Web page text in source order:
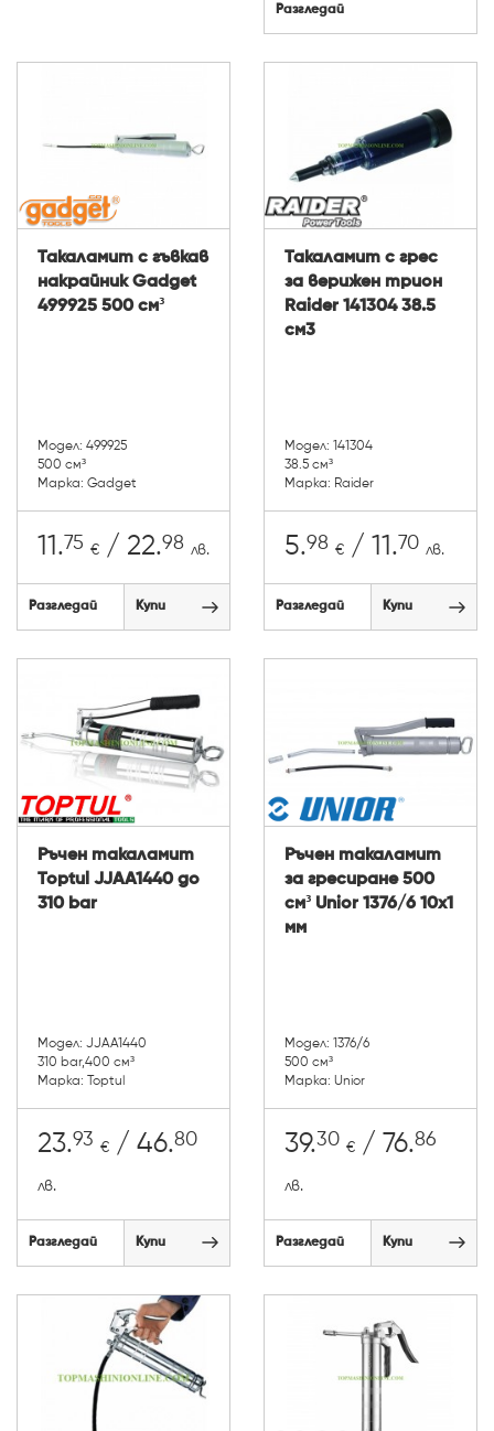
Разгледай
Такаламит с гъвкав
накрайник Gadget
499925 500 см³
Модел: 499925
500 см³
Марка: Gadget
11.75 € / 22.98 лв.
Разгледай Купи
Такаламит с грес
за верижен трион
Raider 141304 38.5
см3
Модел: 141304
38.5 см³
Марка: Raider
5.98 € / 11.70 лв.
Разгледай Купи
Ръчен такаламит
Toptul JJAA1440 до
310 bar
Модел: JJAA1440
310 bar,400 см³
Марка: Toptul
23.93 € / 46.80
лв.
Разгледай Купи
Ръчен такаламит
за гресиране 500
см³ Unior 1376/6 10х1
мм
Модел: 1376/6
500 см³
Марка: Unior
39.30 € / 76.86
лв.
Разгледай Купи